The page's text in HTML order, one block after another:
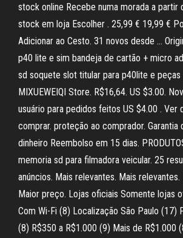
stock online Recebe numa morada a partir
stock em loja Escolher . 25,99 € 19,99 €
Adicionar ao Cesto. 31 novos desde …
p40 lite e sim bandeja de cartão + micro
sd soquete slot titular para p40lite e peças
MIXUEWEIQI Store. R$16,64. US $3.00.
usuário para pedidos feitos US $4.00 . Ver
comprar. proteção ao comprador. Garantia
dinheiro Reembolso em 15 dias.
memoria sd para filmadora veicular. 25
anúncios. Mais relevantes. Mais
Maior preço. Lojas oficiais Somente lojas
Com Wi-Fi (8) Localização São Paulo (17)
(8) R$350 a R$1.000 (9) Mais de R$1.000